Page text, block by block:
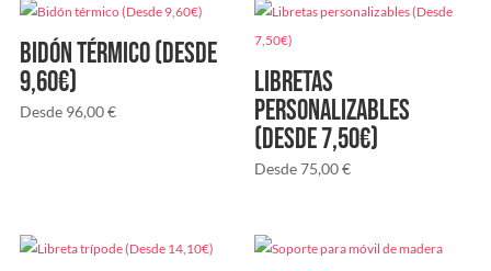
Bidón térmico (Desde
9,60€)
Desde 96,00€
Libretas
personalizables
(Desde 7,50€)
Desde75,00€